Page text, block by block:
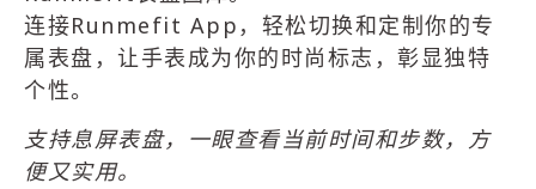
连接Runmefit App，轻松切换和定制你的专
属表盘，让手表成为你的时尚标志，彰显独特
个性。
支持息屏表盘，一眼查看当前时间和步数，方
便又实用。